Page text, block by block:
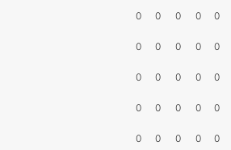
0 0 0 0 0
0 0 0 0 0
0 0 0 0 0
0 0 0 0 0
0 0 0 0 0